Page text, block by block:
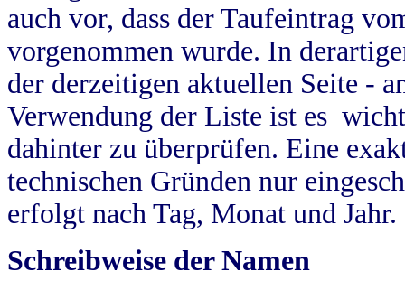
auch vor, dass der Taufeintrag
vorgenommen wurde. In
der derzeitigen aktuellen Seite -
Verwendung der Liste ist es
dahinter zu überprüfen. Eine
technischen Gründen nur
erfolgt nach Tag, Monat und Jahr.
Schreibweise der Namen